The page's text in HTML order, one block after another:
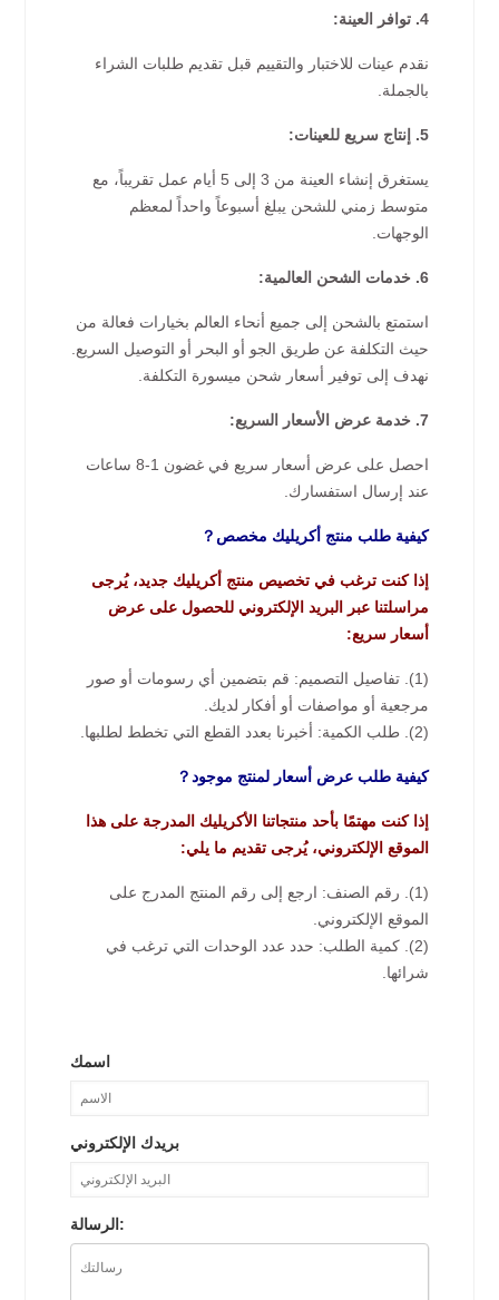
4. توافر العينة:
نقدم عينات للاختبار والتقييم قبل تقديم طلبات الشراء
بالجملة.
5. إنتاج سريع للعينات:
يستغرق إنشاء العينة من 3 إلى 5 أيام عمل تقريباً، مع
متوسط زمني للشحن يبلغ أسبوعاً واحداً لمعظم
الوجهات.
6. خدمات الشحن العالمية:
استمتع بالشحن إلى جميع أنحاء العالم بخيارات فعالة من
حيث التكلفة عن طريق الجو أو البحر أو التوصيل السريع.
نهدف إلى توفير أسعار شحن ميسورة التكلفة.
7. خدمة عرض الأسعار السريع:
احصل على عرض أسعار سريع في غضون 1-8 ساعات
عند إرسال استفسارك.
كيفية طلب منتج أكريليك مخصص？
إذا كنت ترغب في تخصيص منتج أكريليك جديد، يُرجى
مراسلتنا عبر البريد الإلكتروني للحصول على عرض
أسعار سريع:
(1). تفاصيل التصميم: قم بتضمين أي رسومات أو صور
مرجعية أو مواصفات أو أفكار لديك.
(2). طلب الكمية: أخبرنا بعدد القطع التي تخطط لطلبها.
كيفية طلب عرض أسعار لمنتج موجود？
إذا كنت مهتمًا بأحد منتجاتنا الأكريليك المدرجة على هذا
الموقع الإلكتروني، يُرجى تقديم ما يلي:
(1). رقم الصنف: ارجع إلى رقم المنتج المدرج على
الموقع الإلكتروني.
(2). كمية الطلب: حدد عدد الوحدات التي ترغب في
شرائها.
اسمك
بريدك الإلكتروني
الرسالة: